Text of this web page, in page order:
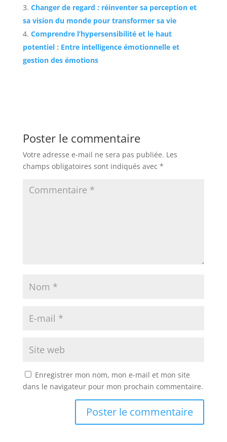
Changer de regard : réinventer sa perception et
sa vision du monde pour transformer sa vie
Comprendre l’hypersensibilité et le haut
potentiel : Entre intelligence émotionnelle et
gestion des émotions
Poster le commentaire
Votre adresse e-mail ne sera pas publiée. Les
champs obligatoires sont indiqués avec *
Enregistrer mon nom, mon e-mail et mon site
dans le navigateur pour mon prochain commentaire.